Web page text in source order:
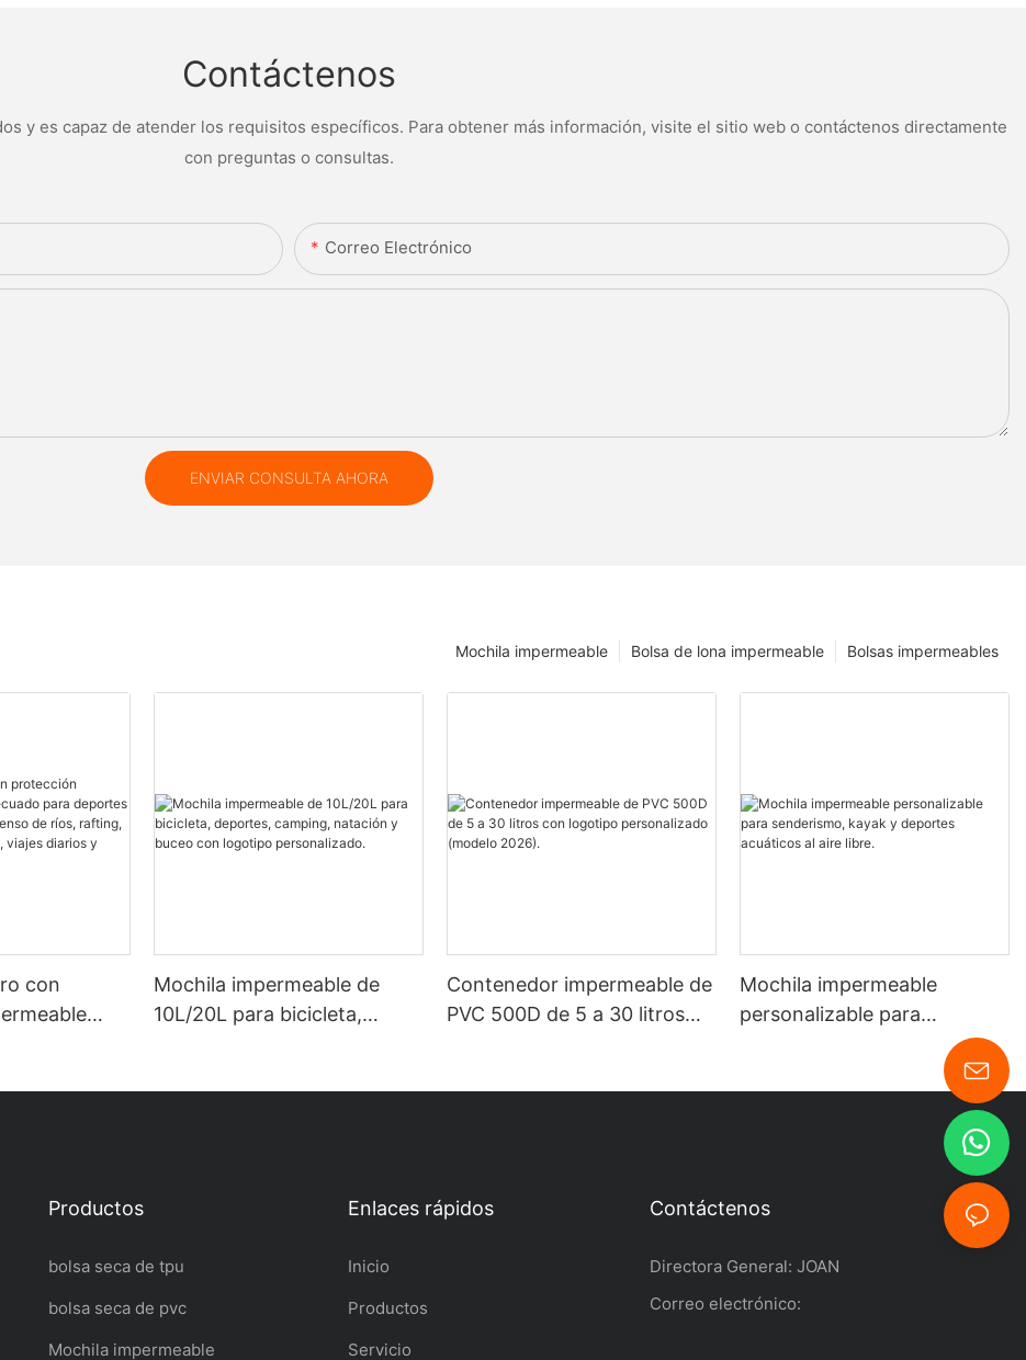
Contáctenos
y es capaz de atender los requisitos específicos. Para obtener más información, visite el sitio web o contáctenos directamente
con preguntas o consultas.
Correo Electrónico
ENVIAR CONSULTA AHORA
Bolsas impermeables
Bolsa de lona impermeable
Mochila impermeable
con
Mochila impermeable de
10L/20L para bicicleta,
Contenedor impermeable de
PVC 500D de 5 a 30 litros
Mochila impermeable
personalizable para
deportes acuáticos al aire
Productos
bolsa seca de tpu
bolsa seca de pvc
Mochila impermeable
Enlaces rápidos
Inicio
Productos
Servicio
Contáctenos
Directora General: JOAN
Correo electrónico: